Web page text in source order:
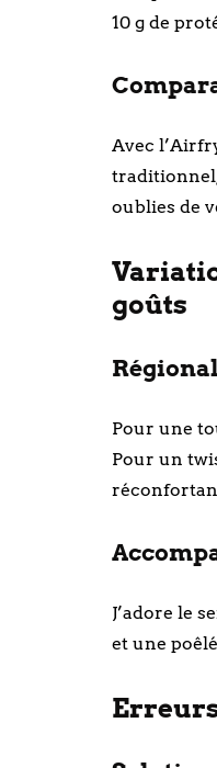
10 g de
Avec
oublies de
goûts
Pour une
Pour un
J’adore le
et une